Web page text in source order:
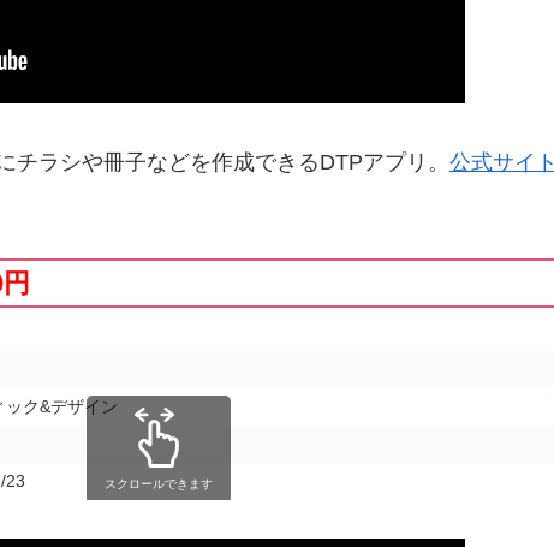
チラシや冊子などを作成できるDTPアプリ。 公式サイト
ック&デザイン
23 スクロールできます